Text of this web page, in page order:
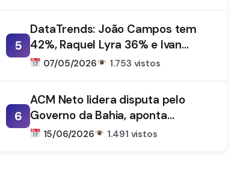
5
DataTrends: João Campos tem
42%, Raquel Lyra 36% e Ivan
Moraes 1%
07/05/2026 1.753 vistos
6
ACM Neto lidera disputa pelo
Governo da Bahia, aponta
DataTrends
15/06/2026 1.491 vistos